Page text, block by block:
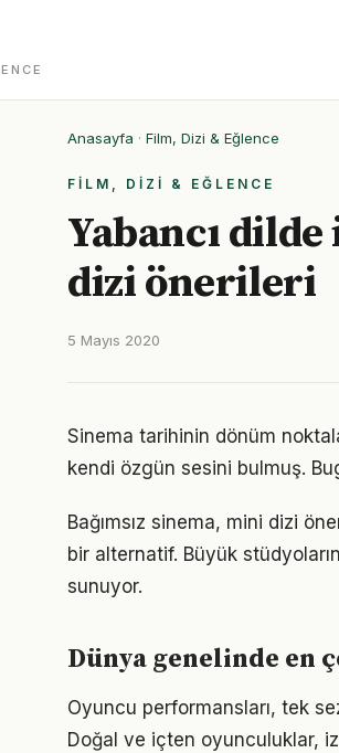
Anasayfa · Film, Dizi & Eğlence
FILM, DIZI & EĞLENCE
Yabancı
dizi önerileri
5 Mayıs 2020
Sinema tarihinin dönüm
kendi özgün sesini bulmuş.
Bağımsız sinema, mini dizi
bir alternatif. Büyük
sunuyor.
Dünya genelinde en
Oyuncu performansları, tek
Doğal ve içten oyunculuklar,